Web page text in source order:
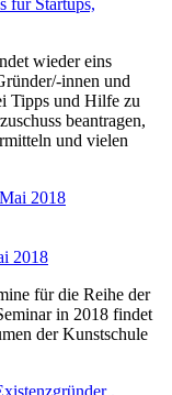
wieder eins
innen und
Tipps und Hilfe zu
beantragen,
und vielen
2018
für die Reihe der
in 2018 findet
der Kunstschule